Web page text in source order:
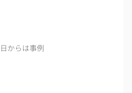
からは事例